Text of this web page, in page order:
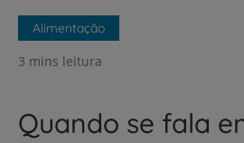
Alimentação
3 mins leitura
Quando se fala